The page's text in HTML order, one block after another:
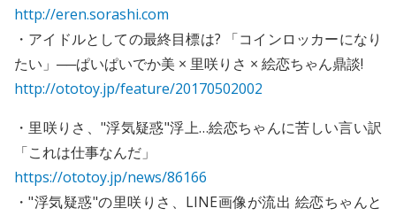
http://eren.sorashi.com
・アイドルとしての最終目標は? 「コインロッカーになり
たい」──ぱいぱいでか美 × 里咲りさ × 絵恋ちゃん鼎談!
http://ototoy.jp/feature/20170502002
・里咲りさ、"浮気疑惑"浮上…絵恋ちゃんに苦しい言い訳
「これは仕事なんだ」
https://ototoy.jp/news/86166
・"浮気疑惑"の里咲りさ、LINE画像が流出 絵恋ちゃんと